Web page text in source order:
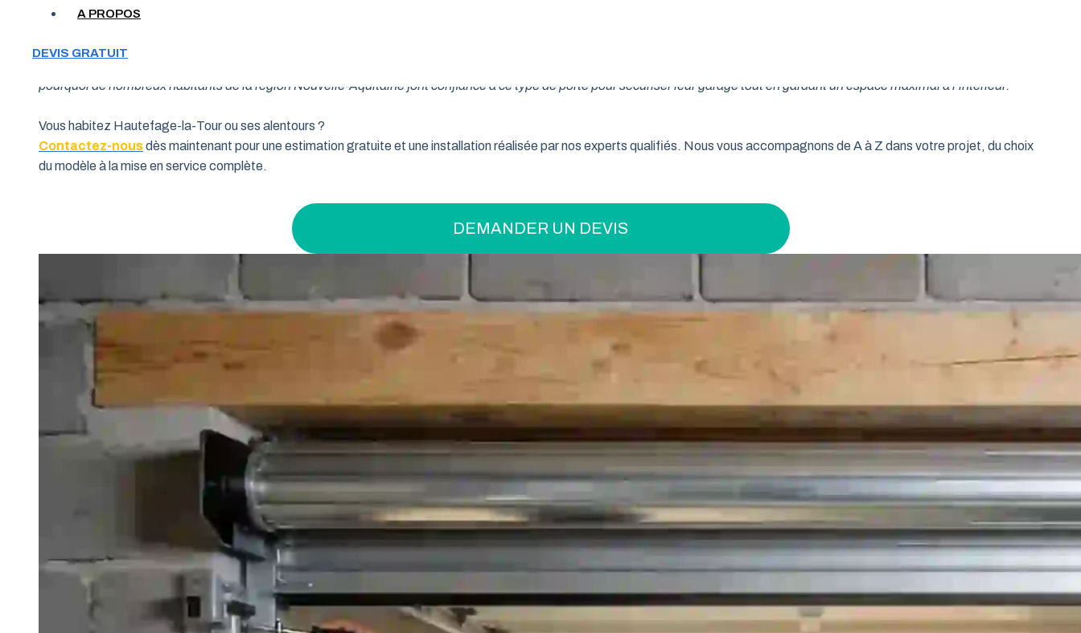
A PROPOS
DEVIS GRATUIT
pourquoi de nombreux habitants de la région Nouvelle-Aquitaine font confiance à ce type de porte pour sécuriser leur garage tout en gardant un espace maximal à l’intérieur.
Vous habitez Hautefage-la-Tour ou ses alentours ?
Contactez-nousdès maintenant pour une estimation gratuite et une installation réalisée par nos experts qualifiés. Nous vous accompagnons de A à Z dans votre projet, du choix
du modèle à la mise en service complète.
DEMANDER UN DEVIS